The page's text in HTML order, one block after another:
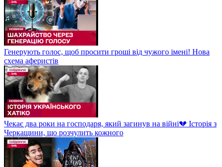
Генерують голос, щоб просити гроші від чужого імені! Нова
схема аферистів
Чекає два роки на господаря, який загинув на війні💔 Історія з
Черкащини, що розчулить кожного